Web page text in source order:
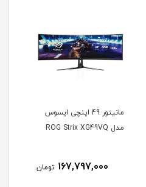
مانیتور 49 اینچی ایسوس
مدل ROG Strix XG49VQ
167,797,000 تومان